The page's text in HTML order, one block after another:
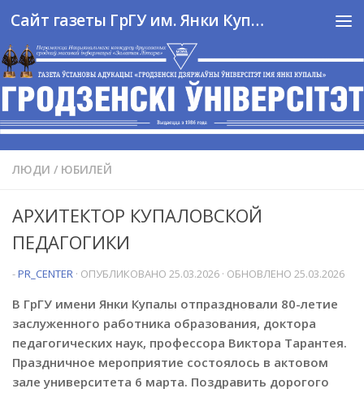
Перейти к содержимому Сайт газеты ГрГУ им. Янки Купалы
ЛЮДИ / ЮБИЛЕЙ
АРХИТЕКТОР КУПАЛОВСКОЙ
ПЕДАГОГИКИ
-PR_CENTER · ОПУБЛИКОВАНО 25.03.2026 · ОБНОВЛЕНО 25.03.2026
В ГрГУ имени Янки Купалы отпраздновали 80-летие
заслуженного работника образования, доктора
педагогических наук, профессора Виктора Тарантея.
Праздничное мероприятие состоялось в актовом
зале университета 6 марта. Поздравить дорогого